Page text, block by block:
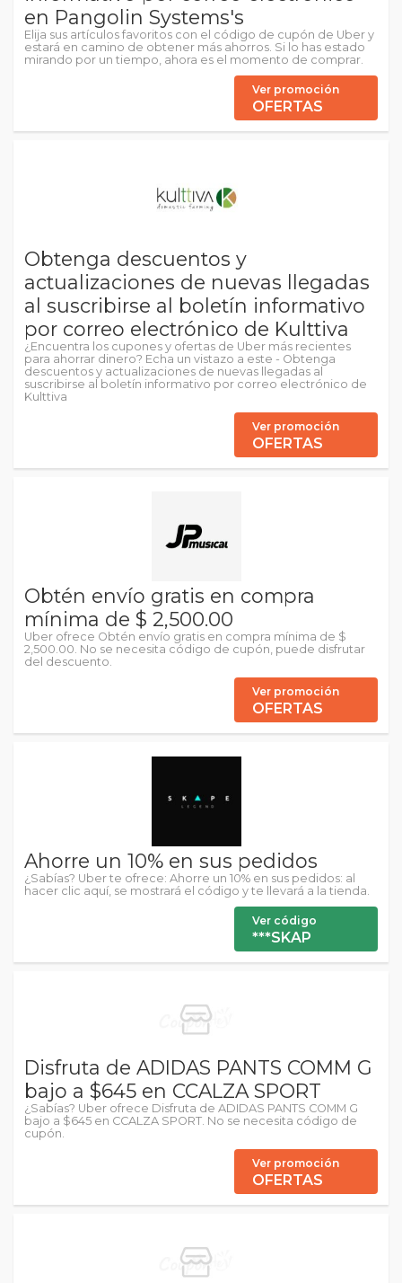
en Pangolin Systems's
Elija sus artículos favoritos con el código de cupón de Uber y
estará en camino de obtener más ahorros. Si lo has estado
mirando por un tiempo, ahora es el momento de comprar.
Ver promoción
OFERTAS
Obtenga descuentos y
actualizaciones de nuevas llegadas
al suscribirse al boletín informativo
por correo electrónico de Kulttiva
¿Encuentra los cupones y ofertas de Uber más recientes
para ahorrar dinero? Echa un vistazo a este - Obtenga
descuentos y actualizaciones de nuevas llegadas al
suscribirse al boletín informativo por correo electrónico de
Kulttiva
Ver promoción
OFERTAS
Obtén envío gratis en compra
mínima de $ 2,500.00
Uber ofrece Obtén envío gratis en compra mínima de $
2,500.00. No se necesita código de cupón, puede disfrutar
del descuento.
Ver promoción
OFERTAS
Ahorre un 10% en sus pedidos
¿Sabías? Uber te ofrece: Ahorre un 10% en sus pedidos: al
hacer clic aquí, se mostrará el código y te llevará a la tienda.
Ver código
***SKAP
Disfruta de ADIDAS PANTS COMM G
bajo a $645 en CCALZA SPORT
¿Sabías? Uber ofrece Disfruta de ADIDAS PANTS COMM G
bajo a $645 en CCALZA SPORT. No se necesita código de
cupón.
Ver promoción
OFERTAS